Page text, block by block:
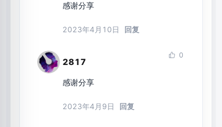
感谢分享
2023年4月10日 回复
2817
0
感谢分享
2023年4月9日 回复